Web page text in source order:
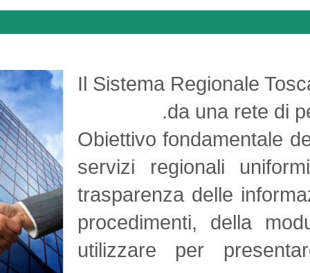
Il Sistema
da
Obiettivo
servizi
trasparenza
procedimenti,
utilizzare